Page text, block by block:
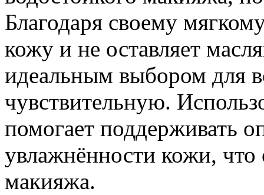
Благодаря своему
кожу и не оставляет
идеальным выбором для
чувствительную.
помогает поддерживать
увлажнённости кожи, что
макияжа.